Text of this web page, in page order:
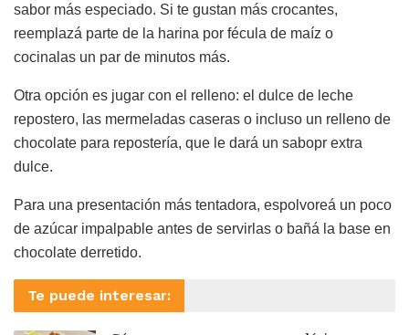
sabor más especiado. Si te gustan más crocantes,
reemplazá parte de la harina por fécula de maíz o
cocinalas un par de minutos más.
Otra opción es jugar con el relleno: el dulce de leche
repostero, las mermeladas caseras o incluso un relleno de
chocolate para repostería, que le dará un sabopr extra
dulce.
Para una presentación más tentadora, espolvoreá un poco
de azúcar impalpable antes de servirlas o bañá la base en
chocolate derretido.
Te puede interesar: